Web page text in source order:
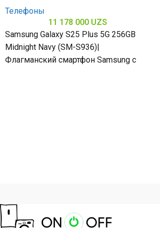
Телефоны
11 178 000 UZS
Samsung Galaxy S25 Plus 5G 256GB
Midnight Navy (SM-S936)|
Флагманский смартфон Samsung с